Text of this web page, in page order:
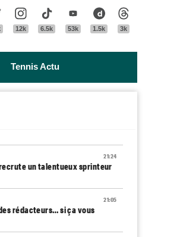
TwitterInstagram
12k
Tik Tok
6.5k
Youtube
53k
Dailymotion
1.5k 3k
Tennis Actu
21:24
un talentueux sprinteur
21:05
rédacteurs… si ça vous